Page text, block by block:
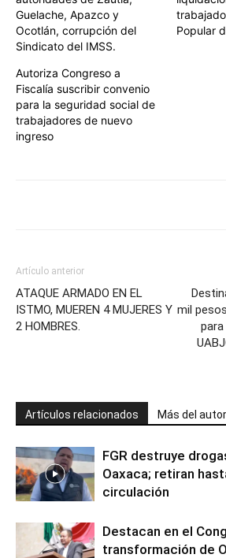
Guelache, Apazco y
Ocotlán, corrupción del
Sindicato del IMSS.
Popular
Autoriza Congreso a
Fiscalía suscribir convenio
para la seguridad social de
trabajadores de nuevo
ingreso
Artículo anterior
ATAQUE ARMADO EN EL
ISTMO, MUEREN 4 MUJERES Y
2 HOMBRES.
mil
Artículos relacionados Más del autor
FGR destruye
Oaxaca; retiran
circulación
Destacan en el
transformación de